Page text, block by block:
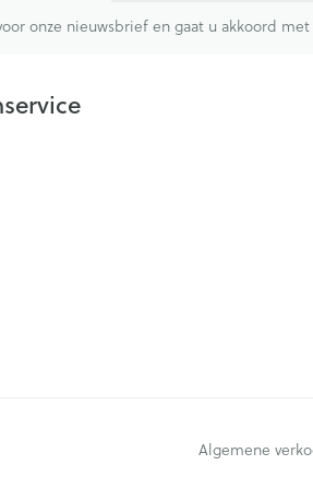
onze nieuwsbrief en gaat u akkoord met
Algemene